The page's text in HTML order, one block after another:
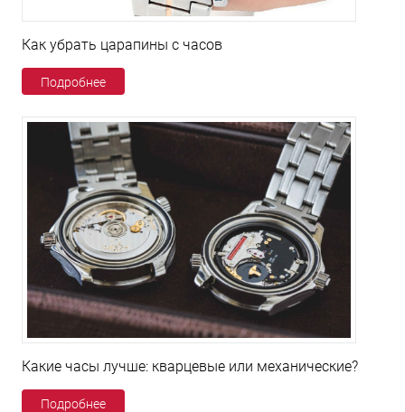
Как убрать царапины с часов
Подробнее
Какие часы лучше: кварцевые или механические?
Подробнее